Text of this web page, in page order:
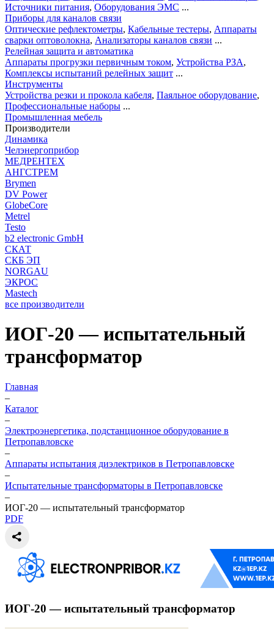
Источники питания, Оборудования ЭМС ...
Приборы для каналов связи
Оптические рефлектометры, Кабельные тестеры, Аппараты
сварки оптоволокна, Анализаторы каналов связи ...
Релейная защита и автоматика
Аппараты прогрузки первичным током, Устройства РЗА,
Комплексы испытаний релейных защит ...
Инструменты
Устройства резки и прокола кабеля, Паяльное оборудование,
Профессиональные наборы ...
Промышленная мебель
Производители
Динамика
Челэнергоприбор
МЕДРЕНТЕХ
АНГСТРЕМ
Brymen
DV Power
GlobeCore
Metrel
Testo
b2 electronic GmbH
СКАТ
СКБ ЭП
NORGAU
ЭКРОС
Mastech
все производители
ИОГ-20 — испытательный
трансформатор
Главная
–
Каталог
–
Электроэнергетика, подстанционное оборудование в
Петропавловске
–
Аппараты испытания диэлектриков в Петропавловске
–
Испытательные трансформаторы в Петропавловске
–
ИОГ-20 — испытательный трансформатор
PDF
ИОГ-20 — испытательный трансформатор